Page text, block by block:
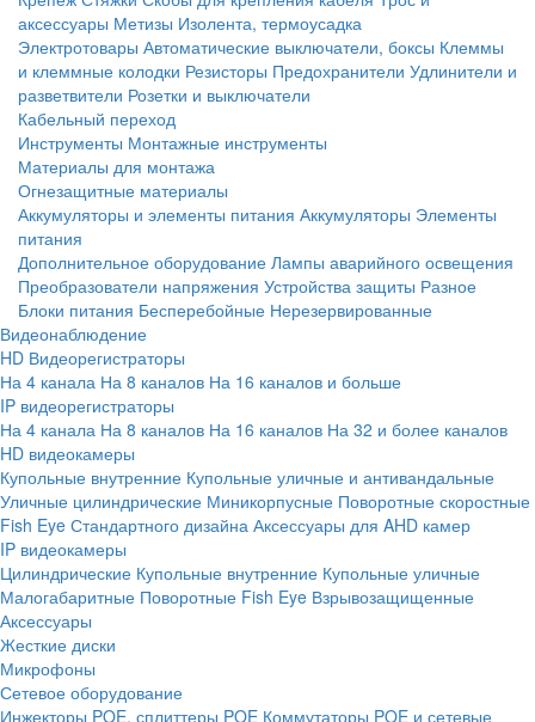
аксессуары Метизы Изолента, термоусадка
Электротовары Автоматические выключатели, боксы Клеммы
и клеммные колодки Резисторы Предохранители Удлинители и
разветвители Розетки и выключатели
Кабельный переход
Инструменты Монтажные инструменты
Материалы для монтажа
Огнезащитные материалы
Аккумуляторы и элементы питания Аккумуляторы Элементы
питания
Дополнительное оборудование Лампы аварийного освещения
Преобразователи напряжения Устройства защиты Разное
Блоки питания Бесперебойные Нерезервированные
Видеонаблюдение
HD Видеорегистраторы
На 4 канала На 8 каналов На 16 каналов и больше
IP видеорегистраторы
На 4 канала На 8 каналов На 16 каналов На 32 и более каналов
HD видеокамеры
Купольные внутренние Купольные уличные и антивандальные
Уличные цилиндрические Миникорпусные Поворотные скоростные
Fish Eye Стандартного дизайна Аксессуары для AHD камер
IP видеокамеры
Цилиндрические Купольные внутренние Купольные уличные
Малогабаритные Поворотные Fish Eye Взрывозащищенные
Аксессуары
Жесткие диски
Микрофоны
Сетевое оборудование
Инжекторы POE, сплиттеры POE Коммутаторы POE и сетевые